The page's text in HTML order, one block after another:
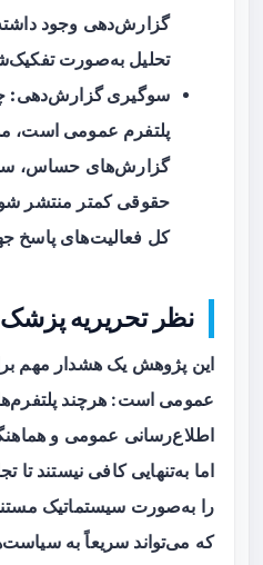
گزارش‌دهی وجود
تحلیل به‌صورت
سوگیری گزارش‌دهی:
پلتفرم عمومی است،
گزارش‌های حساس،
حقوقی کمتر منتشر
کل فعالیت‌های پاسخ
نظر تحریریه
این پژوهش یک هشدار مهم
اطلاع‌رسانی عمومی و
اما به‌تنهایی کافی نیستند
را به‌صورت سیستماتیک
که می‌تواند سریعاً به